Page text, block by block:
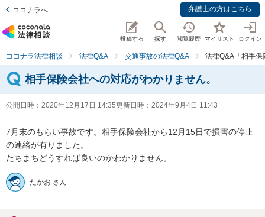
ココナラへ 弁護士の方はこちら
投稿する 探す 閲覧履歴 マイリスト ログイン
ココナラ法律相談 法律Q&A 交通事故の法律Q&A 法律Q&A「相手
相手保険会社への対応がわかりません。
公開日時： 2020年12月17日 14:35更新日時： 2024年9月4日 11:43
7月末のもらい事故です。相手保険会社から12月15日で損害の停止
の連絡が有りました。
たかお さん